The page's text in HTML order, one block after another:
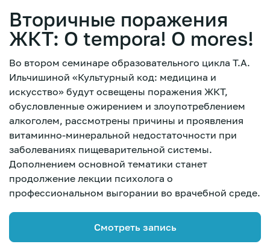
Вторичные поражения
ЖКТ: О tempora! O mores!
Во втором семинаре образовательного цикла Т.А.
Ильчишиной «Культурный код: медицина и
искусство» будут освещены поражения ЖКТ,
обусловленные ожирением и злоупотреблением
алкоголем, рассмотрены причины и проявления
витаминно-минеральной недостаточности при
заболеваниях пищеварительной системы.
Дополнением основной тематики станет
продолжение лекции психолога о
профессиональном выгорании во врачебной среде.
Смотреть запись